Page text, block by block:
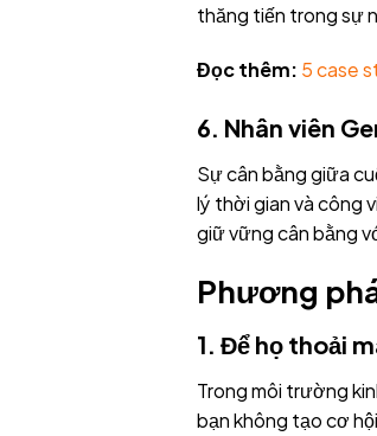
thăng tiến trong sự
Đọc thêm: 5 case
6. Nhân viên
Sự cân bằng giữa
lý thời gian và công
giữ vững cân bằng
Phương
1. Để họ thoải
Trong môi trường
bạn không tạo cơ